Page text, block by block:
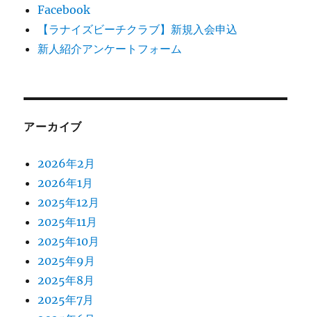
Facebook
【ラナイズビーチクラブ】新規入会申込
新人紹介アンケートフォーム
アーカイブ
2026年2月
2026年1月
2025年12月
2025年11月
2025年10月
2025年9月
2025年8月
2025年7月